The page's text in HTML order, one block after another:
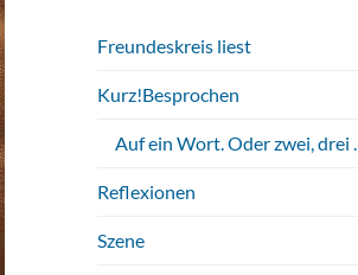
Freundeskreis liest
Kurz!Besprochen
Auf ein Wort. Oder zwei, drei …
Reflexionen
Szene